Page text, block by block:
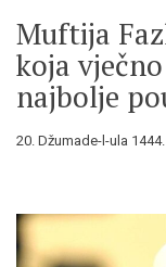
Muftija
koja
najbolje
20. Džumade-l-ula